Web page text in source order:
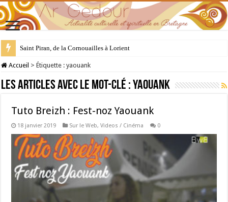
Saint Piran, de la Cornouailles à Lorient
28 juillet : Saint Samson de Dol, père de la Bretagne chrétienne
Accueil > Étiquette :yaouank
Les articles avec le mot-clé :yaouank
Tuto Breizh : Fest-noz Yaouank
18 janvier 2019 Sur le Web,Videos / Cinéma 0